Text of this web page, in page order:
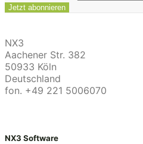
NX3
Aachener Str. 382
50933 Köln
Deutschland
fon. +49 221 5006070
NX3 Software